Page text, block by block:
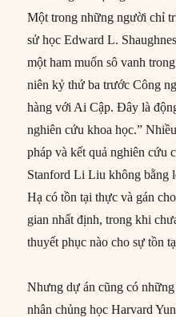
Một trong những người chỉ
sử học Edward L.
một ham muốn sô vanh
niên kỷ thứ ba trước Công
hàng với Ai Cập. Đây là
nghiên cứu khoa học.”
pháp và kết quả nghiên cứu
Stanford Li Liu không bằng
Hạ có tồn tại thực và gán
gian nhất định, trong khi
thuyết phục nào cho sự tồn
Nhưng dự án cũng có
nhân chủng học Harvard